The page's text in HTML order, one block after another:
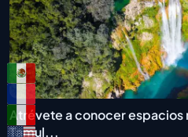
Atrévete a conocer espacios
Tamul...